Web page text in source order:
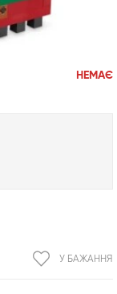
НЕМАЄ
У БАЖАННЯ